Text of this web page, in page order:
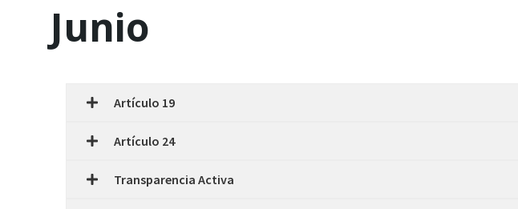
Junio
Artículo 19
Artículo 24
Transparencia Activa